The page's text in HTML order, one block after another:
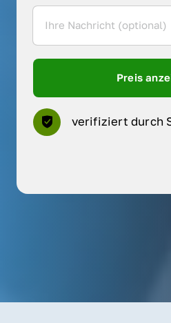
Preis
verifiziert durch